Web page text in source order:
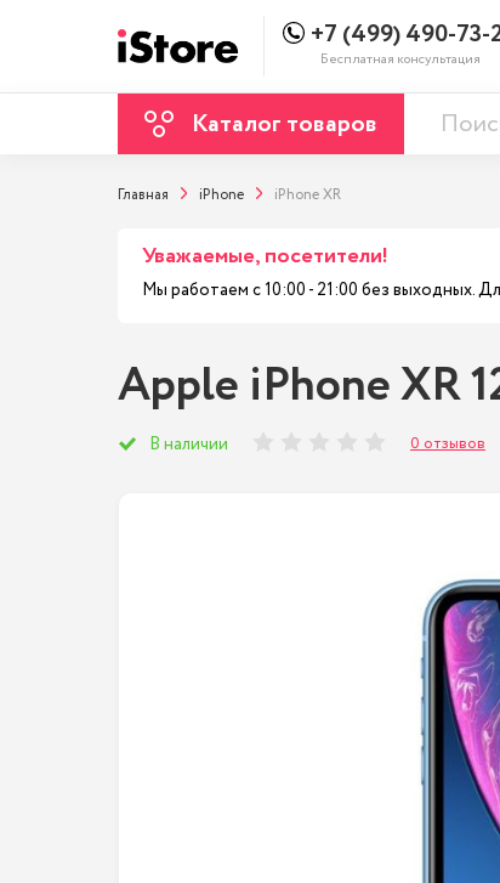
+7 (499) 490-73-
Бесплатная консультация
Каталог товаров
Главная iPhone iPhone XR
Уважаемые, посетители!
Мы работаем с 10:00 - 21:00 без выходных.
Apple iPhone XR
В наличии 0 отзывов